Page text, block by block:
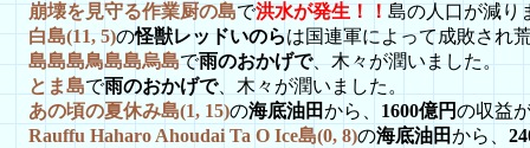
崩壊を見守る作業厨の島で洪水が発生！！島の人口が減り
白島(11, 5)の怪獣レッドいのらは国連軍によって成敗され
島島島鳥島島烏島で雨のおかげで、木々が潤いました。
とま島で雨のおかげで、木々が潤いました。
あの頃の夏休み島(1, 15)の海底油田から、 1600億円の収益
Rauffu Haharo Ahoudai Ta O Ice島(0, 8)の海底油田から、